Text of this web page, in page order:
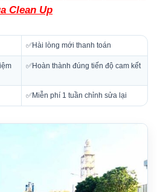
Clean Up
✅Hài lòng mới thanh toán
✅Hoàn thành đúng tiến độ cam kết
✅Miễn phí 1 tuần chỉnh sửa lại